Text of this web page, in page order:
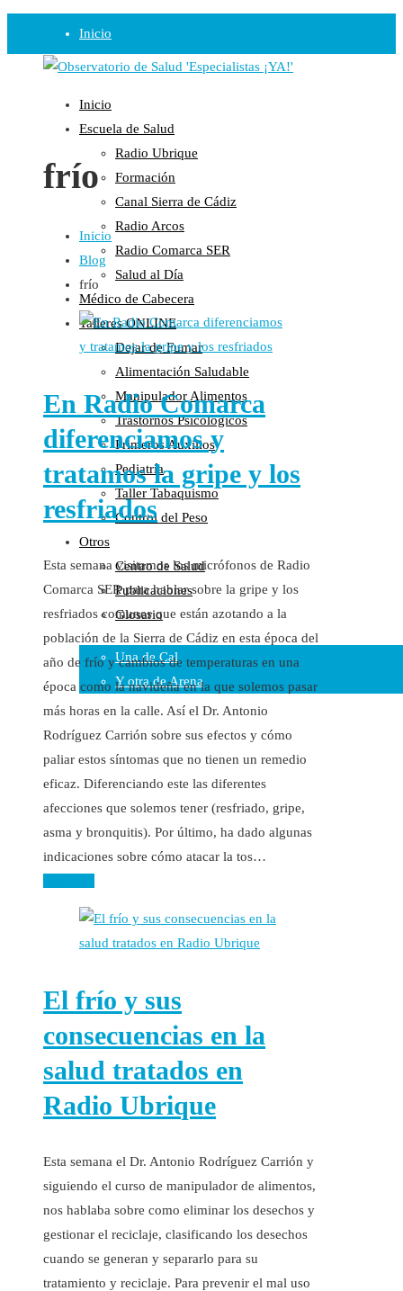
Inicio
Observatorio
Opinión
Radio
Guadalinfo Salud
Radio Guadalete
COPE Pontevedra
Salud en Radio Ubrique
Salud en Verano
Plataforma
Manifiestos
Comunicados
En nuestra Web
Colaboraciones
Cartas al Director
Medios de Comunicación
Otros
Vídeos
Cara Oscura Sanidad
Humor
Cal y Arena
Una de Cal
Y otra de Arena
Noticias Sanitarias
Enlaces
Inicio
Escuela de Salud
Radio Ubrique
Formación
Canal Sierra de Cádiz
Radio Arcos
Radio Comarca SER
Salud al Día
Médico de Cabecera
Talleres ONLINE
Dejar de Fumar
Alimentación Saludable
Manipulador Alimentos
Trastornos Psicológicos
Primeros Auxilios
Pediatría
Taller Tabaquismo
Control del Peso
Otros
Centro de Salud
Publicaciones
Glosario
frío
Inicio
Blog
frío
En Radio Comarca
diferenciamos y
tratamos la gripe y los
resfriados
Esta semana visitamos los micrófonos de Radio
Comarca SER para hablar sobre la gripe y los
resfriados comunes que están azotando a la
población de la Sierra de Cádiz en esta época del
año de frío y cambios de temperaturas en una
época como la navideña en la que solemos pasar
más horas en la calle. Así el Dr. Antonio
Rodríguez Carrión sobre sus efectos y cómo
paliar estos síntomas que no tienen un remedio
eficaz. Diferenciando este las diferentes
afecciones que solemos tener (resfriado, gripe,
asma y bronquitis). Por último, ha dado algunas
indicaciones sobre cómo atacar la tos…
El frío y sus
consecuencias en la
salud tratados en
Radio Ubrique
Esta semana el Dr. Antonio Rodríguez Carrión y
siguiendo el curso de manipulador de alimentos,
nos hablaba sobre como eliminar los desechos y
gestionar el reciclaje, clasificando los desechos
cuando se generan y separarlo para su
tratamiento y reciclaje. Para prevenir el mal uso